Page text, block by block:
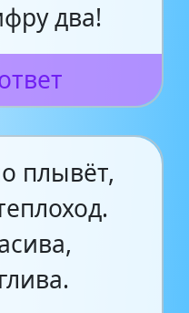
два!
плывёт,